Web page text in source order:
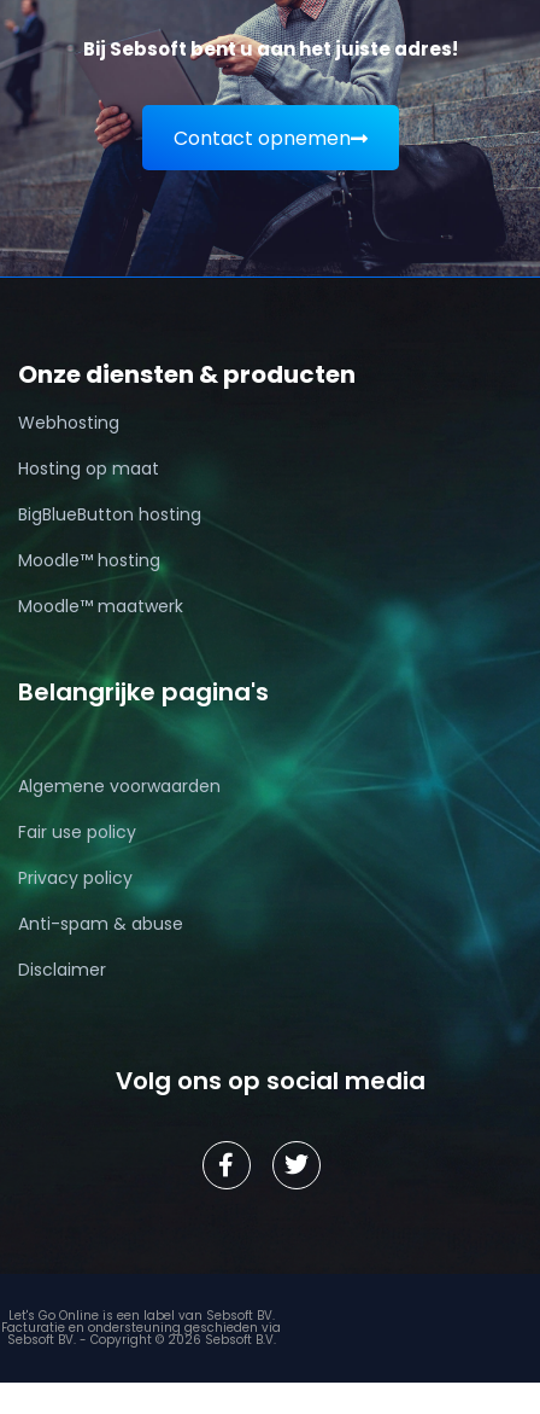
Bij Sebsoft bent u aan het juiste adres!
Contact opnemen
Onze diensten & producten
Webhosting
Hosting op maat
BigBlueButton hosting
Moodle™ hosting
Moodle™ maatwerk
Belangrijke pagina's
Algemene voorwaarden
Fair use policy
Privacy policy
Anti-spam & abuse
Disclaimer
Volg ons op social media
Let's Go Online is een label van Sebsoft BV.
Facturatie en ondersteuning geschieden via
Sebsoft BV. - Copyright © 2026 Sebsoft B.V.